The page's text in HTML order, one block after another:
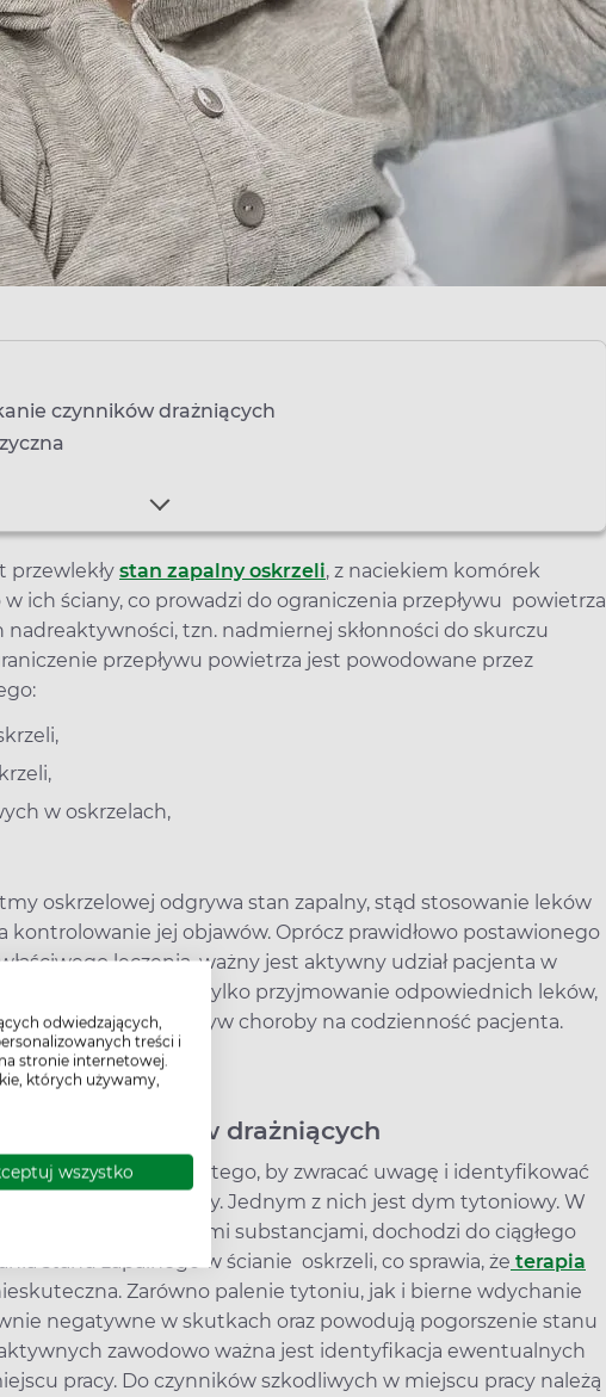
odwiedzających,
treści i
stronie internetowej.
których używamy,
wszystko
czynników drażniących
przewlekły stan zapalny oskrzeli, z naciekiem komórek
ich ściany, co prowadzi do ograniczenia przepływu powietrza
tzn. nadmiernej skłonności do skurczu
przepływu powietrza jest powodowane przez
w oskrzelach,
oskrzelowej odgrywa stan zapalny, stąd stosowanie leków
kontrolowanie jej objawów. Oprócz prawidłowo postawionego
leczenia, ważny jest aktywny udział pacjenta w
astmy to nie tylko przyjmowanie odpowiednich leków,
który ogranicza wpływ choroby na codzienność pacjenta.
czynników drażniących
przyzwyczajony do tego, by zwracać uwagę i identyfikować
napady astmy. Jednym z nich jest dym tytoniowy. W
wdychanymi substancjami, dochodzi do ciągłego
stanu zapalnego w ścianie oskrzeli, co sprawia, że terapia
Zarówno palenie tytoniu, jak i bierne wdychanie
negatywne w skutkach oraz powodują pogorszenie stanu
zawodowo ważna jest identyfikacja ewentualnych
pracy. Do czynników szkodliwych w miejscu pracy należą